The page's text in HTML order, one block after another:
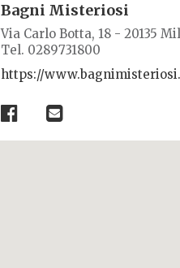
Bagni Misteriosi
Via Carlo Botta, 18 - 20135
Tel. 0289731800
https://